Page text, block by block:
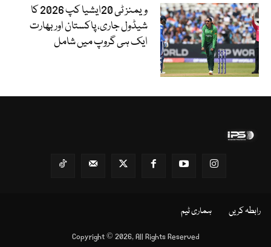
ویمنز ٹی 20ایشیا کپ 2026 کا
شیڈول جاری، پاکستان اور بھارت
ایک ہی گروپ میں شامل
Copyright © 2026, All Rights Reserved
رابطہ کریں ہماری ٹیم